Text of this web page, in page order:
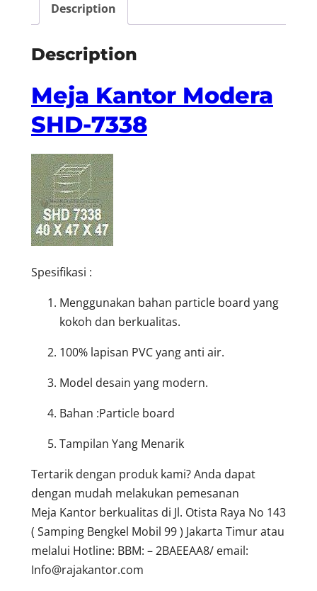
Description
Description
Meja Kantor Modera
SHD-7338
Spesifikasi :
Menggunakan bahan particle board yang
kokoh dan berkualitas.
100% lapisan PVC yang anti air.
Model desain yang modern.
Bahan :Particle board
Tampilan Yang Menarik
Tertarik dengan produk kami? Anda dapat
dengan mudah melakukan pemesanan
Meja Kantor berkualitas di Jl. Otista Raya No 143
( Samping Bengkel Mobil 99 ) Jakarta Timur atau
melalui Hotline: BBM: – 2BAEEAA8/ email:
Info@rajakantor.com